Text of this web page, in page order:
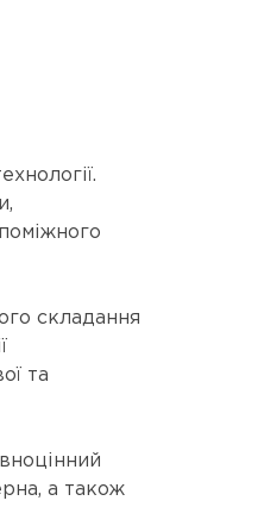
складання
та
а також